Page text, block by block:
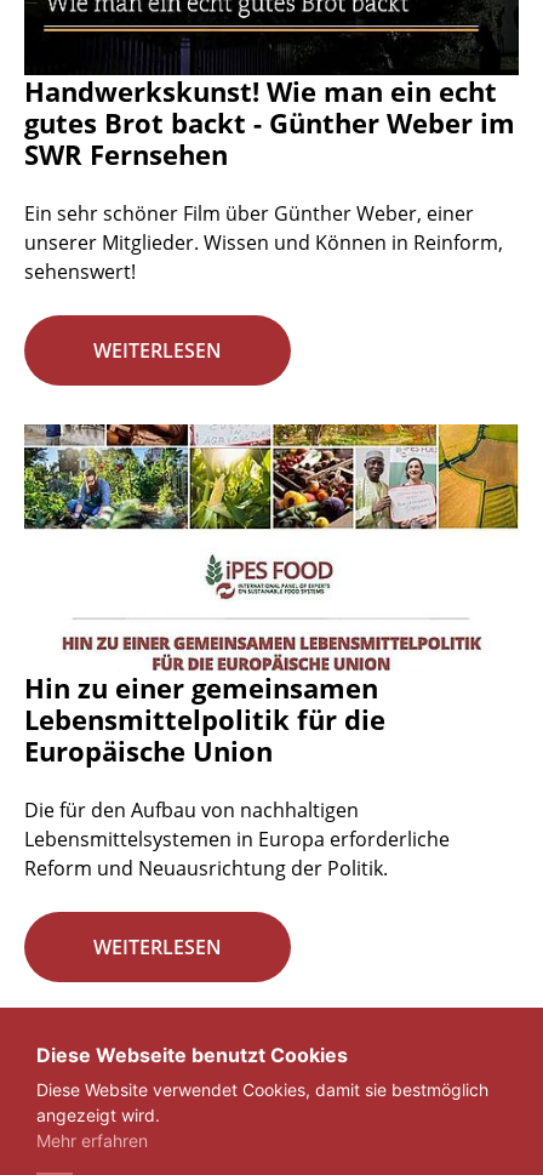
Handwerkskunst! Wie man ein echt
gutes Brot backt - Günther Weber im
SWR Fernsehen
Ein sehr schöner Film über Günther Weber, einer
unserer Mitglieder. Wissen und Können in Reinform,
sehenswert!
WEITERLESEN
Hin zu einer gemeinsamen
Lebensmittelpolitik für die
Europäische Union
Die für den Aufbau von nachhaltigen
Lebensmittelsystemen in Europa erforderliche
Reform und Neuausrichtung der Politik.
WEITERLESEN
« 1 ... 27 28 29
Diese Webseite benutzt Cookies
Diese Website verwendet Cookies, damit sie bestmöglich
angezeigt wird.
Mehr erfahren